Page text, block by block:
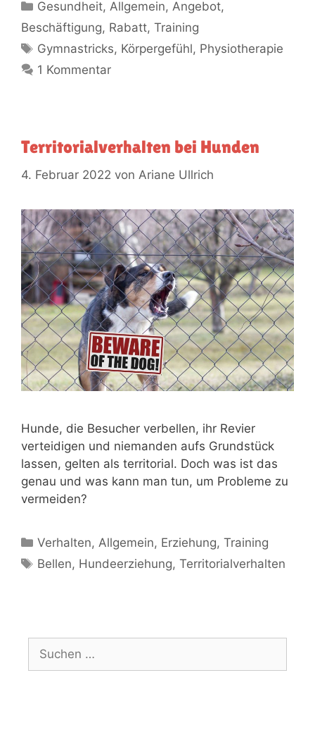
Gesundheit,Allgemein,Angebot,
Beschäftigung, Rabatt, Training
Gymnastricks, Körpergefühl, Physiotherapie
1 Kommentar
Territorialverhalten bei Hunden
4. Februar 2022 von Ariane Ullrich
Hunde, die Besucher verbellen, ihr Revier
verteidigen und niemanden aufs Grundstück
lassen, gelten als territorial. Doch was ist das
genau und was kann man tun, um Probleme zu
vermeiden?
Verhalten,Allgemein, Erziehung,Training
Bellen, Hundeerziehung,Territorialverhalten